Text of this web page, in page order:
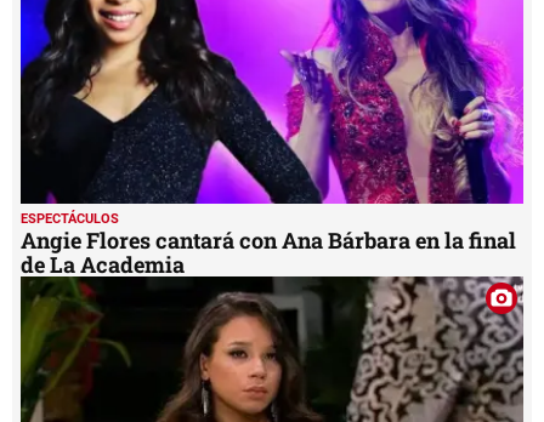
ESPECTÁCULOS
Angie Flores cantará con Ana Bárbara en la final
de La Academia